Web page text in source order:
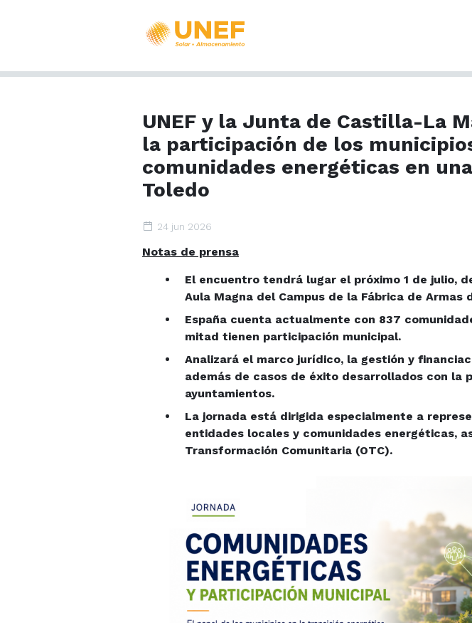
UNEF y la Junta de Castilla-La
la participación de los
comunidades energéticas en
Toledo
24 jun 2026
Notas de prensa
El encuentro tendrá lugar el próximo 1 de julio,
Aula Magna del Campus de la Fábrica de Armas
España cuenta actualmente con 837
mitad tienen participación municipal.
Analizará el marco jurídico, la gestión y
además de casos de éxito desarrollados con la
ayuntamientos.
La jornada está dirigida especialmente a
entidades locales y comunidades energéticas,
Transformación Comunitaria (OTC).